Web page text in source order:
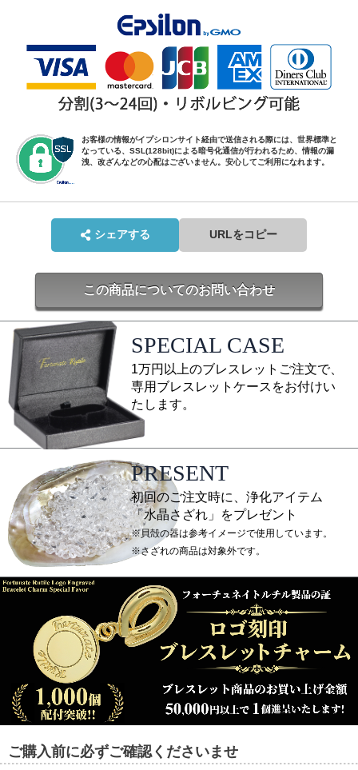
お客様の情報がイプシロンサイト経由で送信される際には、世界標準と
なっている、SSL(128bit)による暗号化通信が行われるため、情報の漏
洩、改ざんなどの心配はございません。安心してご利用になれます。
シェアする URLをコピー
この商品についてのお問い合わせ
SPECIAL CASE
1万円以上のブレスレットご注文で、
専用ブレスレットケースをお付けい
たします。
PRESENT
初回のご注文時に、浄化アイテム
「水晶さざれ」をプレゼント
※貝殻の器は参考イメージで使用しています。
※さざれの商品は対象外です。
ご購入前に必ずご確認くださいませ